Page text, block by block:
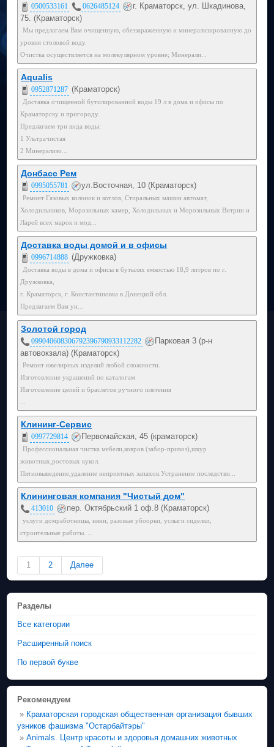
0500533161 0626485124
г. Краматорск, ул. Шкадинова,
75. (Краматорск)
Мы предлагаем Вам очищенную, обеззараженную и минерализированную до
уровня столовой воду.
Очистка осуществляется на молекулярном уровне; Минерали...
Aqualis
0952871287 (Краматорск)
Доставка очищенной бутилированной воды 19 л в дома и офисы по
Краматорску и пригороду.
Предлагаем три вида воды:
1 Ультрачистая
2 Минерализо...
Донбасс Рем
0995055781 ул.Восточная, 10 (Краматорск)
Ремонт Газовых колонок и котлов, Стиральных машин автомат,
Холодильников, Морозильных камер, Холодильных и Морозильных Витрин и
Ларей всех марок и мод...
Доставка воды домой и в офисы
0996714888 (Дружковка)
Доставка воды в дома и офисы в бутылях емкостью 18,9 литров по г.
Дружковка,
г. Краматорск, г. Константиновка в Донецкой обл.
Предлагаем Вам ун...
Золотой город
099040608306792396790933112282
Парковая 3 (р-н
автовокзала) (Краматорск)
Ремонт ювелирных изделий любой сложности.
Изготовление украшений по каталогам
Изготовление цепей и браслетов ручного плетения
Клининг-Сервис
0997729814 Первомайская, 45 (краматорск)
Профессиональная чистка мебели,ковров (забор-привоз),шкур
животных,ростовых кукол.
Пятновыведение,удаление неприятных запахов.Устранение поcледстви...
Клининговая компания "Чистый дом"
413010 пер. Октябрьский 1 оф.8 (Краматорск)
услуги домработницы, няни, разовые убоорки, услыги сиделки,
строительные работы. ...
1 2 Далее
Разделы
Все категории
Расширенный поиск
По первой букве
Рекомендуем
» Краматорская городская общественная организация бывших
узников фашизма "Остарбайтэры"
»Animals. Центр красоты и здоровья домашних животных